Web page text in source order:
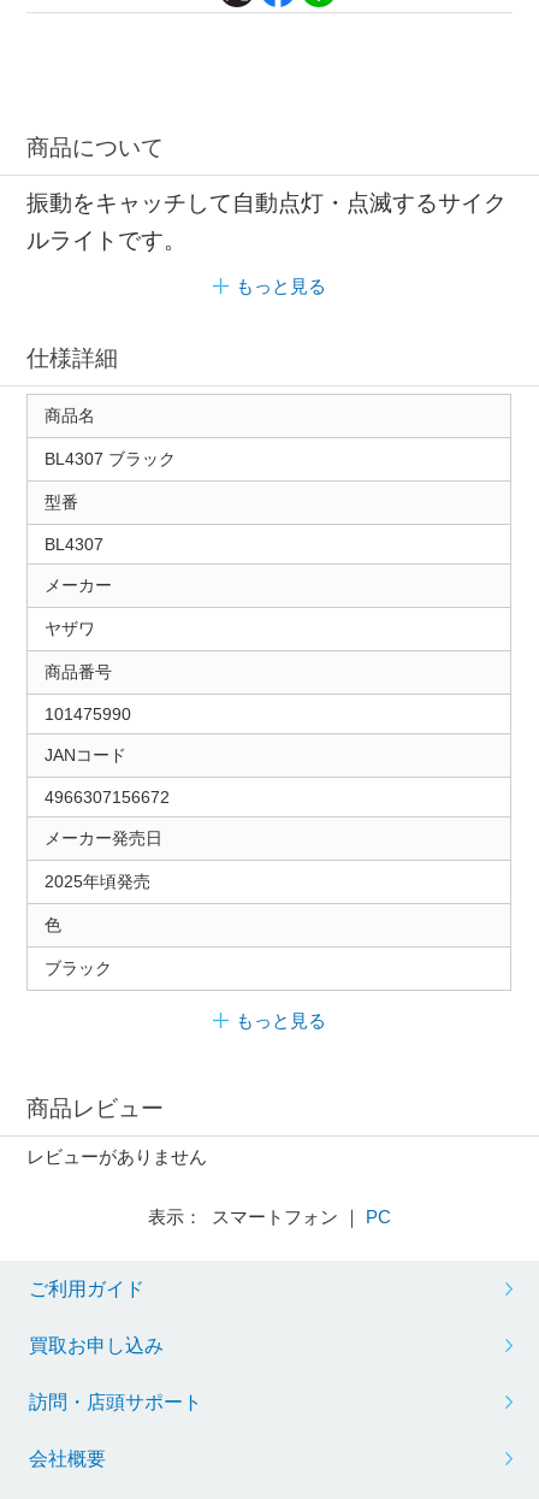
商品について
振動をキャッチして自動点灯・点滅するサイク
ルライトです。
もっと見る
仕様詳細
商品名
BL4307 ブラック
型番
BL4307
メーカー
ヤザワ
商品番号
101475990
JANコード
4966307156672
メーカー発売日
2025年頃発売
色
ブラック
もっと見る
商品レビュー
レビューがありません
表示： スマートフォン ｜ PC
ご利用ガイド
買取お申し込み
訪問・店頭サポート
会社概要